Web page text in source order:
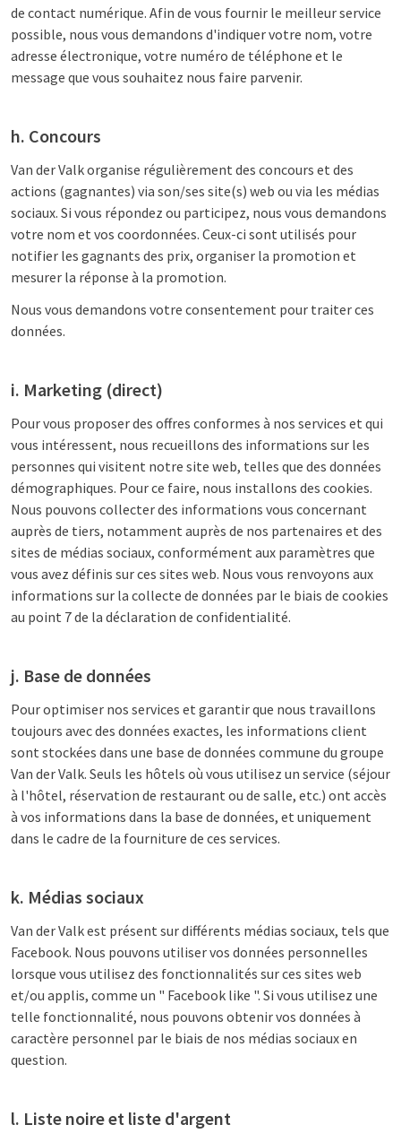
de contact numérique. Afin de vous fournir le meilleur service
possible, nous vous demandons d'indiquer votre nom, votre
adresse électronique, votre numéro de téléphone et le
message que vous souhaitez nous faire parvenir.
h. Concours
Van der Valk organise régulièrement des concours et des
actions (gagnantes) via son/ses site(s) web ou via les médias
sociaux. Si vous répondez ou participez, nous vous demandons
votre nom et vos coordonnées. Ceux-ci sont utilisés pour
notifier les gagnants des prix, organiser la promotion et
mesurer la réponse à la promotion.
Nous vous demandons votre consentement pour traiter ces
données.
i. Marketing (direct)
Pour vous proposer des offres conformes à nos services et qui
vous intéressent, nous recueillons des informations sur les
personnes qui visitent notre site web, telles que des données
démographiques. Pour ce faire, nous installons des cookies.
Nous pouvons collecter des informations vous concernant
auprès de tiers, notamment auprès de nos partenaires et des
sites de médias sociaux, conformément aux paramètres que
vous avez définis sur ces sites web. Nous vous renvoyons aux
informations sur la collecte de données par le biais de cookies
au point 7 de la déclaration de confidentialité.
j. Base de données
Pour optimiser nos services et garantir que nous travaillons
toujours avec des données exactes, les informations client
sont stockées dans une base de données commune du groupe
Van der Valk. Seuls les hôtels où vous utilisez un service (séjour
à l'hôtel, réservation de restaurant ou de salle, etc.) ont accès
à vos informations dans la base de données, et uniquement
dans le cadre de la fourniture de ces services.
k. Médias sociaux
Van der Valk est présent sur différents médias sociaux, tels que
Facebook. Nous pouvons utiliser vos données personnelles
lorsque vous utilisez des fonctionnalités sur ces sites web
et/ou applis, comme un " Facebook like ". Si vous utilisez une
telle fonctionnalité, nous pouvons obtenir vos données à
caractère personnel par le biais de nos médias sociaux en
question.
l. Liste noire et liste d'argent